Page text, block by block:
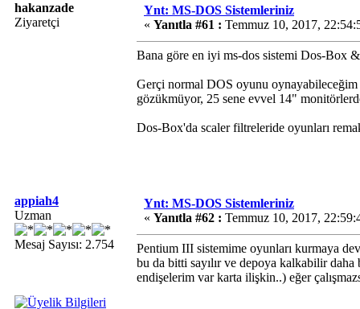
hakanzade
Ziyaretçi
Ynt: MS-DOS Sistemleriniz
« Yanıtla #61 : Temmuz 10, 2017,
Bana göre en iyi ms-dos sistemi Dos-Box
Gerçi normal DOS oyunu
gözükmüyor, 25 sene evvel 14"
Dos-Box'da scaler filtreleride oyunları
appiah4
Uzman
Mesaj Sayısı: 2.754
Ynt: MS-DOS Sistemleriniz
« Yanıtla #62 : Temmuz 10, 2017,
Pentium III sistemime oyunları kurmaya
bu da bitti sayılır ve depoya kalkabilir daha
endişelerim var karta ilişkin..) eğer